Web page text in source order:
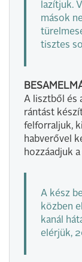
lazítjuk.
mások
tisztes
A lisztből és
rántást
felforraljuk,
habverővel
hozzáadjuk
A kész
közben
kanál
elérjük,